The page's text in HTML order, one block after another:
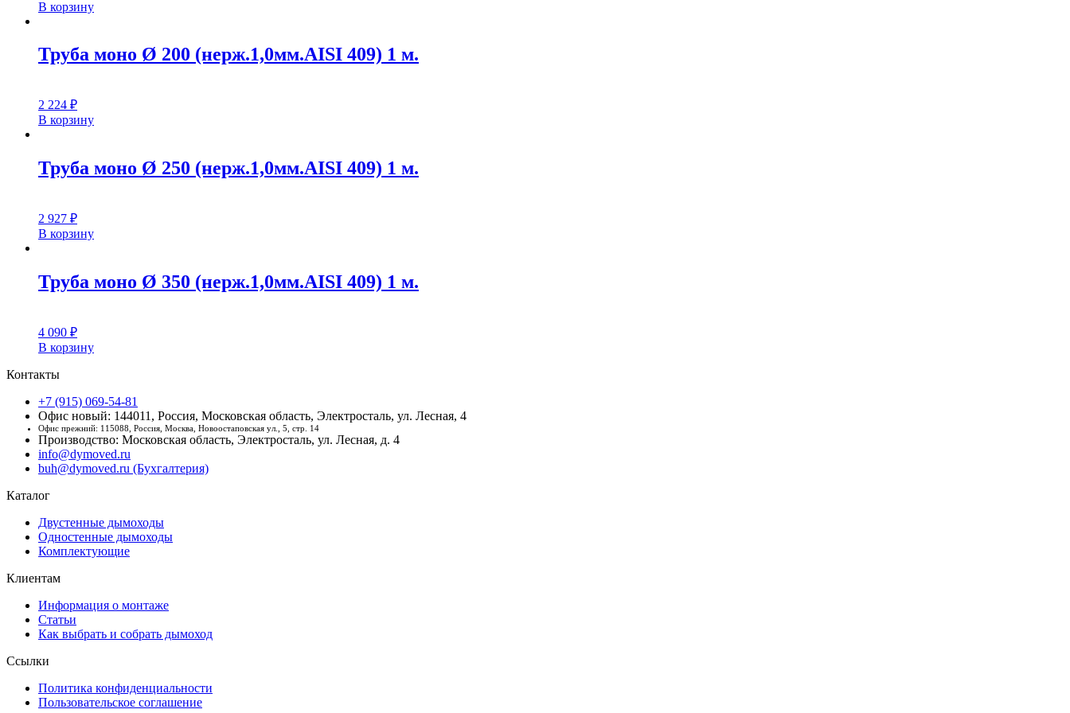
В корзину
Труба моно Ø 200 (нерж.1,0мм.AISI 409) 1 м.
2 224 ₽
В корзину
Труба моно Ø 250 (нерж.1,0мм.AISI 409) 1 м.
2 927 ₽
В корзину
Труба моно Ø 350 (нерж.1,0мм.AISI 409) 1 м.
4 090 ₽
В корзину
Контакты
+7 (915) 069-54-81
Офис новый: 144011, Россия, Московская область, Электросталь, ул. Лесная, 4
Офис прежний: 115088, Россия, Москва, Новоостаповская ул., 5, стр. 14
Производство: Московская область, Электросталь, ул. Лесная, д. 4
info@dymoved.ru
buh@dymoved.ru (Бухгалтерия)
Каталог
Двустенные дымоходы
Одностенные дымоходы
Комплектующие
Клиентам
Информация о монтаже
Статьи
Как выбрать и собрать дымоход
Ссылки
Политика конфиденциальности
Пользовательское соглашение